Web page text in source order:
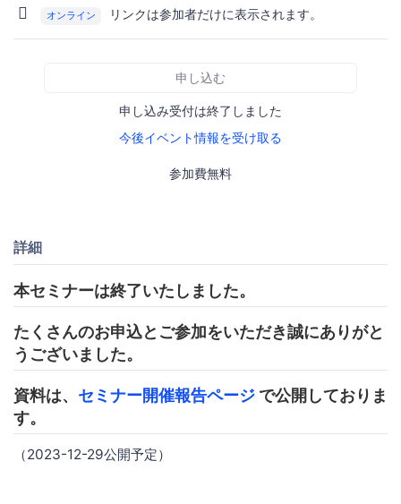
オンライン リンクは参加者だけに表示されます。
申し込む
申し込み受付は終了しました
今後イベント情報を受け取る
参加費無料
詳細
本セミナーは終了いたしました。
たくさんのお申込とご参加をいただき誠にありがと
うございました。
資料は、 セミナー開催報告ページ で公開しておりま
す。
（2023-12-29公開予定）